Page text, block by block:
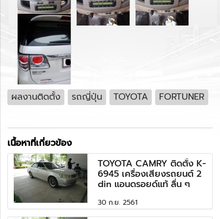
ผลงานติดตั้ง รถญี่ปุ่น TOYOTA FORTUNER
เนื้อหาที่เกี่ยวข้อง
TOYOTA CAMRY ติดตั้ง K-
6945 เครื่องเสียงรถยนต์ 2
din แอนดรอยด์แท้ ลื่น ๆ
30 ก.ย. 2561